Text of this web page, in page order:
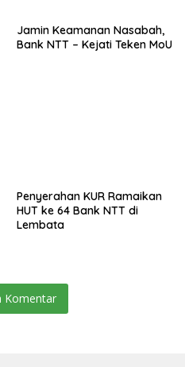
Jamin Keamanan Nasabah,
Bank NTT – Kejati Teken MoU
Penyerahan KUR Ramaikan
HUT ke 64 Bank NTT di
Lembata
Komentar